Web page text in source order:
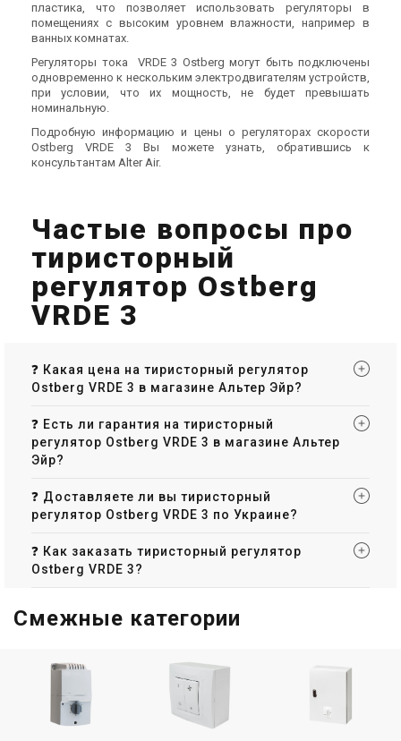
пластика, что позволяет использовать регуляторы в
помещениях с высоким уровнем влажности, например в
ванных комнатах.
Регуляторы тока VRDE 3 Ostberg могут быть подключены
одновременно к нескольким электродвигателям устройств,
при условии, что их мощность, не будет превышать
номинальную.
Подробную информацию и цены о регуляторах скорости
Ostberg VRDE 3 Вы можете узнать, обратившись к
консультантам Alter Air.
Частые вопросы про
тиристорный
регулятор Ostberg
VRDE 3
❓ Какая цена на тиристорный регулятор
Ostberg VRDE 3 в магазине Альтер Эйр?
❓ Есть ли гарантия на тиристорный
регулятор Ostberg VRDE 3 в магазине Альтер
Эйр?
❓ Доставляете ли вы тиристорный
регулятор Ostberg VRDE 3 по Украине?
❓ Как заказать тиристорный регулятор
Ostberg VRDE 3?
Смежные категории